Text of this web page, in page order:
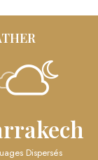
Dispersés